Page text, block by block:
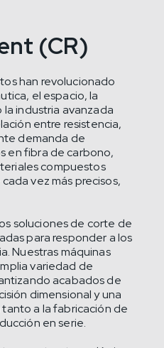
(CR)
han revolucionado
el espacio, la
industria avanzada
entre resistencia,
demanda de
en fibra de carbono,
compuestos
vez más precisos,
soluciones de corte de
para responder a los
Nuestras máquinas
variedad de
acabados de
dimensional y una
a la fabricación de
en serie.